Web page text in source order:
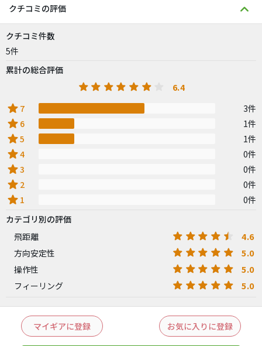
クチコミの評価
クチコミ件数
5件
累計の総合評価
6.4
star 7 3件
star 6 1件
star5 1件
star4 0件
star3 0件
star 2 0件
star 1
0件
カテゴリ別の評価
飛距離
4.6
方向安定性 5.0
操作性 5.0
フィーリング 5.0
マイギアに登録 お気に入りに登録